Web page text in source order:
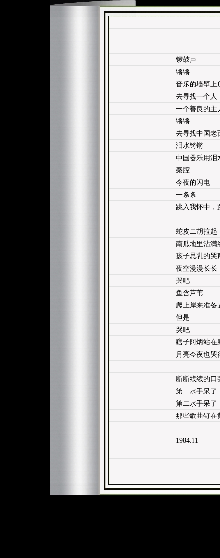
锣鼓声
锵锵
音乐的墙壁上
去寻找一个人
一个善良的主
锵锵
去寻找中国老
泪水锵锵
中国器乐用泪
秦腔
今夜的闪电
一条条
跳入我怀中，
蛇皮二胡拉起
南瓜地里沾满
孩子思乳的哭
夜空漫漫长长
哭吧
鱼含芦苇
爬上岸来准备
但是
哭吧
瞎子阿炳站在
月亮今夜也哭
断断续续的口
第一水手呆了
第二水手呆了
那些歌曲钉在
1984.11